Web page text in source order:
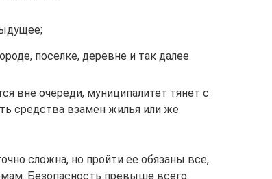
поселке, деревне и так далее.
вне очереди, муниципалитет тянет с
средства взамен жилья или же
сложна, но пройти ее обязаны все,
Безопасность превыше всего.